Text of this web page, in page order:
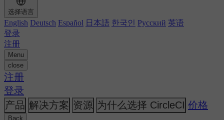
执行环境
Chunk
MCP 服务器
构建映像
构建优化
自动扩展
技术服务
GitHub
GitLab
工程经理
业务领导
AI 代理
自动化
持续集成
移动应用
人工智能
发布编排
Orbs 注册表
图像注册表
客户案例
报告和指南
播客
博客
主题
变更日志
计算投资回报率
计算投资回报率
对标您的团队
查看客户成功案例
CircleCI 与 GitHub Actions
CircleCI 与 Harness
CircleCI 与 Buildkite
CircleCI 与 Jenkins
选择语言
English Deutsch Español 日本語 한국인 Русский 英语
登录
注册
Menu
close
注册
登录
产品 解决方案 资源 为什么选择 CircleCI 价格
Back